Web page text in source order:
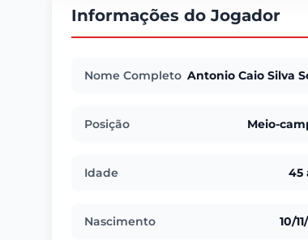
Informações do Jogador
Nome Completo Antonio Caio Silva
Posição Meio-
Idade 45
Nascimento 10/